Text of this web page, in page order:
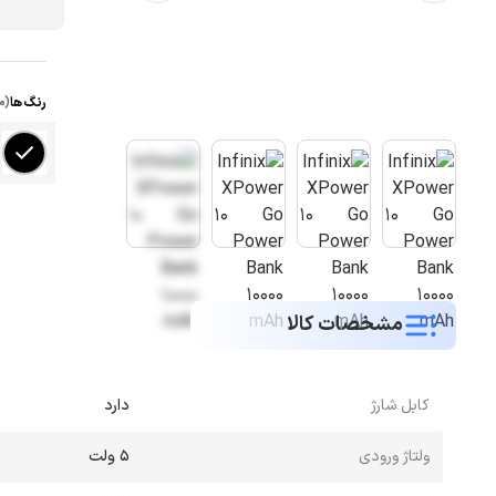
رنگ ها
مشخصات کالا
کابل شارژ دارد
ولتاژ ورودی 5 ولت